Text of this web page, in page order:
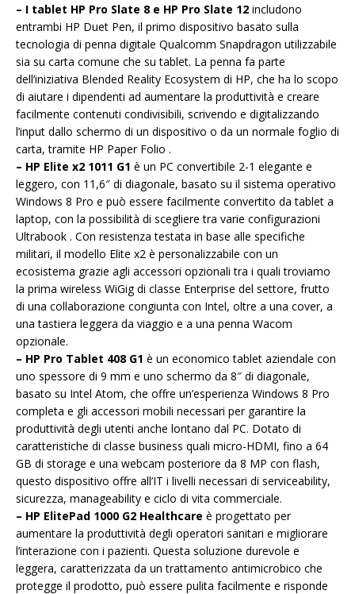
– I tablet HP Pro Slate 8 e HP Pro Slate 12 includono
entrambi HP Duet Pen, il primo dispositivo basato sulla
tecnologia di penna digitale Qualcomm Snapdragon utilizzabile
sia su carta comune che su tablet. La penna fa parte
dell’iniziativa Blended Reality Ecosystem di HP, che ha lo scopo
di aiutare i dipendenti ad aumentare la produttività e creare
facilmente contenuti condivisibili, scrivendo e digitalizzando
l’input dallo schermo di un dispositivo o da un normale foglio di
carta, tramite HP Paper Folio .
– HP Elite x2 1011 G1 è un PC convertibile 2-1 elegante e
leggero, con 11,6″ di diagonale, basato su il sistema operativo
Windows 8 Pro e può essere facilmente convertito da tablet a
laptop, con la possibilità di scegliere tra varie configurazioni
Ultrabook . Con resistenza testata in base alle specifiche
militari, il modello Elite x2 è personalizzabile con un
ecosistema grazie agli accessori opzionali tra i quali troviamo
la prima wireless WiGig di classe Enterprise del settore, frutto
di una collaborazione congiunta con Intel, oltre a una cover, a
una tastiera leggera da viaggio e a una penna Wacom
opzionale.
– HP Pro Tablet 408 G1 è un economico tablet aziendale con
uno spessore di 9 mm e uno schermo da 8″ di diagonale,
basato su Intel Atom, che offre un’esperienza Windows 8 Pro
completa e gli accessori mobili necessari per garantire la
produttività degli utenti anche lontano dal PC. Dotato di
caratteristiche di classe business quali micro-HDMI, fino a 64
GB di storage e una webcam posteriore da 8 MP con flash,
questo dispositivo offre all’IT i livelli necessari di serviceability,
sicurezza, manageability e ciclo di vita commerciale.
– HP ElitePad 1000 G2 Healthcare è progettato per
aumentare la produttività degli operatori sanitari e migliorare
l’interazione con i pazienti. Questa soluzione durevole e
leggera, caratterizzata da un trattamento antimicrobico che
protegge il prodotto, può essere pulita facilmente e risponde